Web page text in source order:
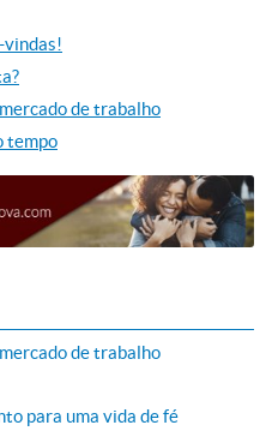
vindas!
de trabalho
tempo
de trabalho
para uma vida de fé